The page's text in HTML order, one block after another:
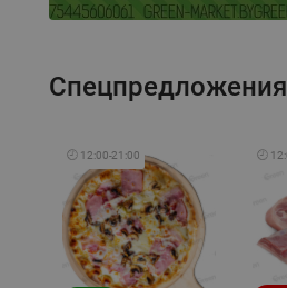
Спецпредложения
🕘 12:00-21:00 🕘